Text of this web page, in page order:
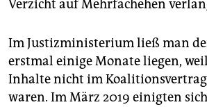
Verzicht auf Mehrfachehen
Im Justizministerium ließ man
erstmal einige Monate liegen,
Inhalte nicht im
waren. Im März 2019 einigten